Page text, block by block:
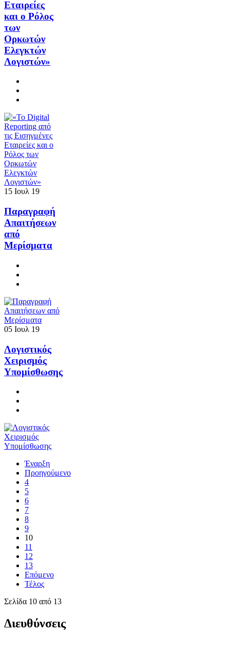
Εταιρείες
και ο Ρόλος
των
Ορκωτών
Ελεγκτών
Λογιστών»
15 Ιουλ 19
Παραγραφή
Απαιτήσεων
από
Μερίσματα
05 Ιουλ 19
Λογιστικός
Χειρισμός
Υπομίσθωσης
Έναρξη
Προηγούμενο
4
5
6
7
8
9
10
11
12
13
Επόμενο
Τέλος
Σελίδα 10 από 13
Διευθύνσεις